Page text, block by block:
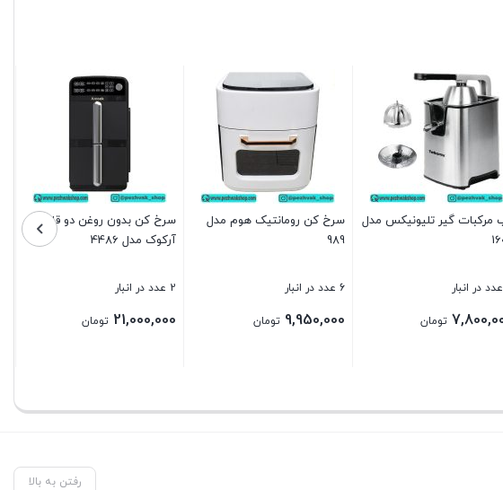
مرکبات گیر تلیونیکس مدل
تومان
سرخ کن رومانتیک هوم مدل
989
6 عدد در انبار
9,950,000 تومان
سرخ کن بدون روغن دو قلو
آرکوک مدل 4486
2 عدد در انبار
21,000,000 تومان
رفتن به بالا